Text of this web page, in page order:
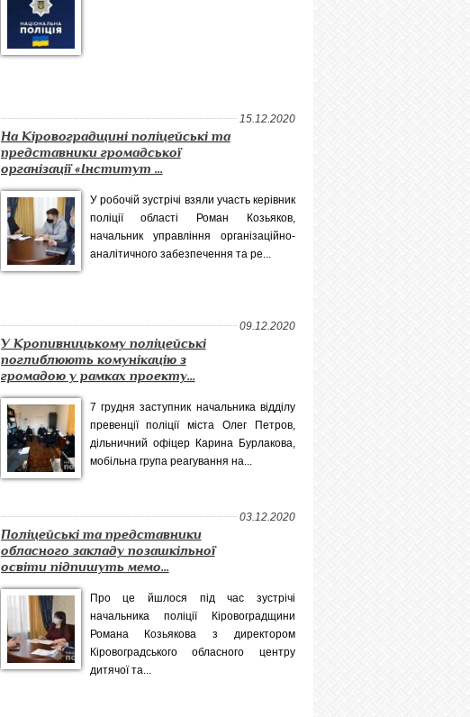
15.12.2020
На Кіровоградщині поліцейські та
представники громадської
організації «Інститут ...
У робочій зустрічі взяли участь керівник
поліції області Роман Козьяков,
начальник управління організаційно-
аналітичного забезпечення та ре...
09.12.2020
У Кропивницькому поліцейські
поглиблюють комунікацію з
громадою у рамках проекту...
7 грудня заступник начальника відділу
превенції поліції міста Олег Петров,
дільничний офіцер Карина Бурлакова,
мобільна група реагування на...
03.12.2020
Поліцейські та представники
обласного закладу позашкільної
освіти підпишуть мемо...
Про це йшлося під час зустрічі
начальника поліції Кіровоградщини
Романа Козьякова з директором
Кіровоградського обласного центру
дитячої та...